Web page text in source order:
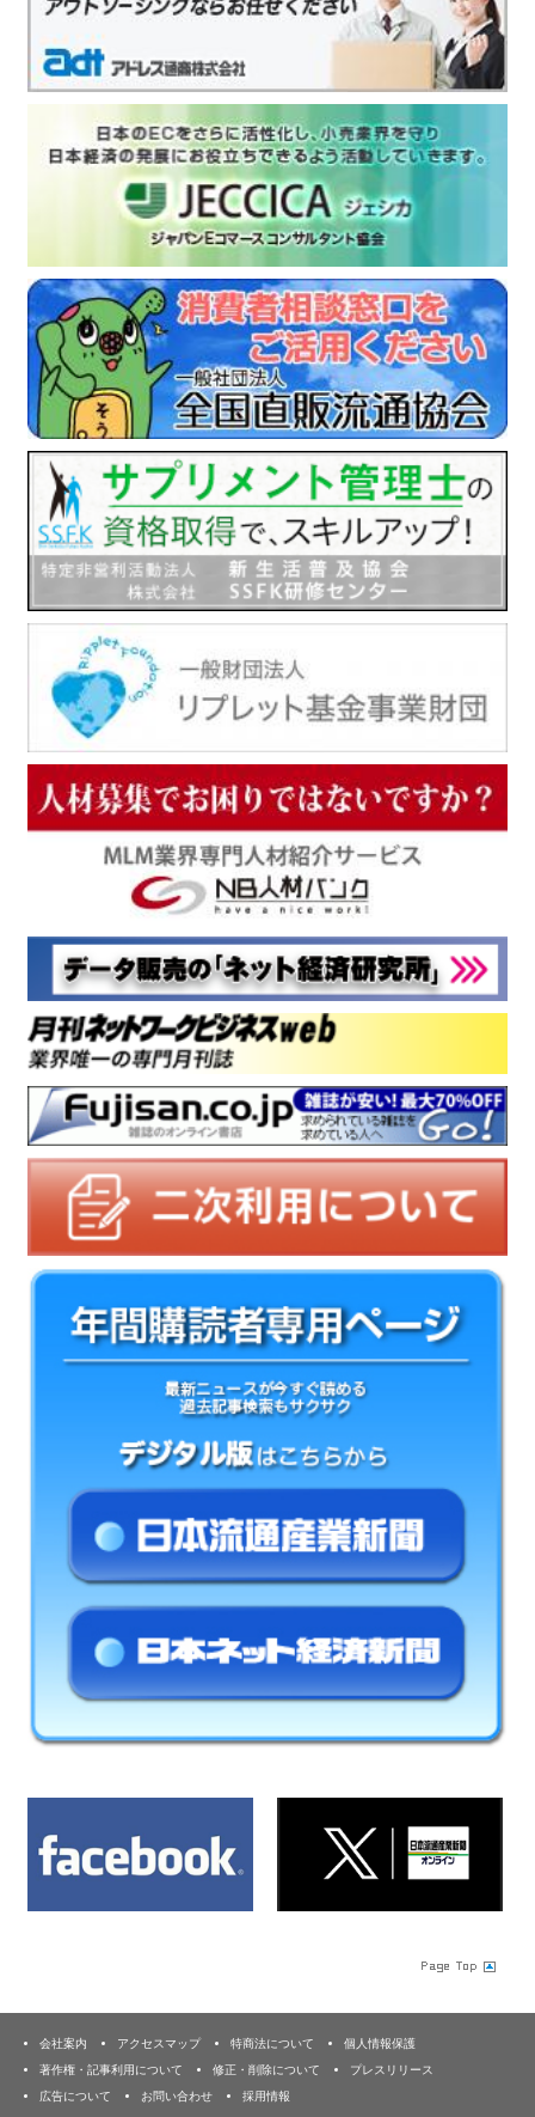
会社案内 アクセスマップ 特商法について
個人情報保護
著作権・記事利用について
修正・削除について
プレスリリース
広告について
お問い合わせ 採用情報